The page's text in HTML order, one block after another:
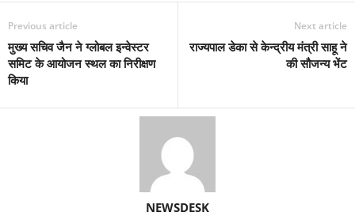
Previous article
मुख्य सचिव जैन ने ग्लोबल इन्वेस्टर
समिट के आयोजन स्थल का निरीक्षण
किया
Next article
राज्यपाल डेका से केन्द्रीय मंत्री साहू ने
की सौजन्य भेंट
NEWSDESK